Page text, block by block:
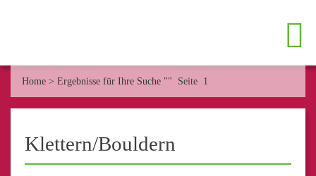
Home > Ergebnisse für Ihre Suche "" Seite 1
Klettern/Bouldern